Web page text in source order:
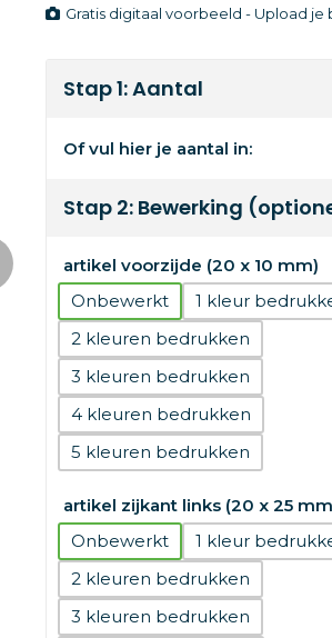
Gratis digitaal voorbeeld - Upload
Stap 1: Aantal
Of vul hier je aantal in:
Stap 2: Bewerking
artikel voorzijde (20 x 10 mm)
Onbewerkt
1
2
3
4
5
artikel zijkant links (20 x 25
Onbewerkt
1
2
3